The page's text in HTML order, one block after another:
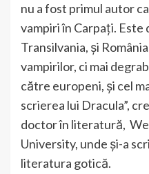
nu a fost primul autor
vampiri în Carpați. Este
Transilvania, și
vampirilor, ci mai
către europeni, și cel
scrierea lui Dracula”,
doctor în literatură,
University, unde și-a
literatura gotică.